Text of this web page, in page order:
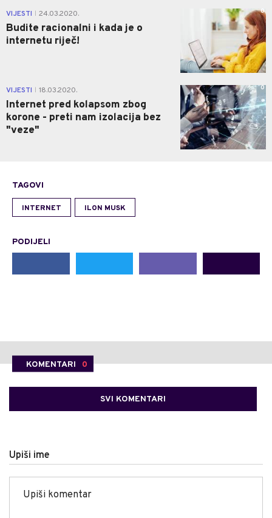
VIJESTI 24.03.2020.
Budite racionalni i kada je o
internetu riječ!
0
VIJESTI 18.03.2020.
Internet pred kolapsom zbog
korone - preti nam izolacija bez
"veze"
0
TAGOVI
INTERNET ILON MUSK
PODIJELI
KOMENTARI 0
SVI KOMENTARI
Upiši ime